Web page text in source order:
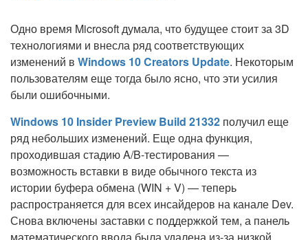
Одно время Microsoft думала, что будущее стоит за 3D
технологиями и внесла ряд соответствующих
изменений в Windows 10 Creators Update. Некоторым
пользователям еще тогда было ясно, что эти усилия
были ошибочными.
Windows 10 Insider Preview Build 21332 получил еще
ряд небольших изменений. Еще одна функция,
проходившая стадию A/B-тестирования —
возможность вставки в виде обычного текста из
истории буфера обмена (WIN + V) — теперь
распространяется для всех инсайдеров на канале Dev.
Снова включены заставки с поддержкой тем, а панель